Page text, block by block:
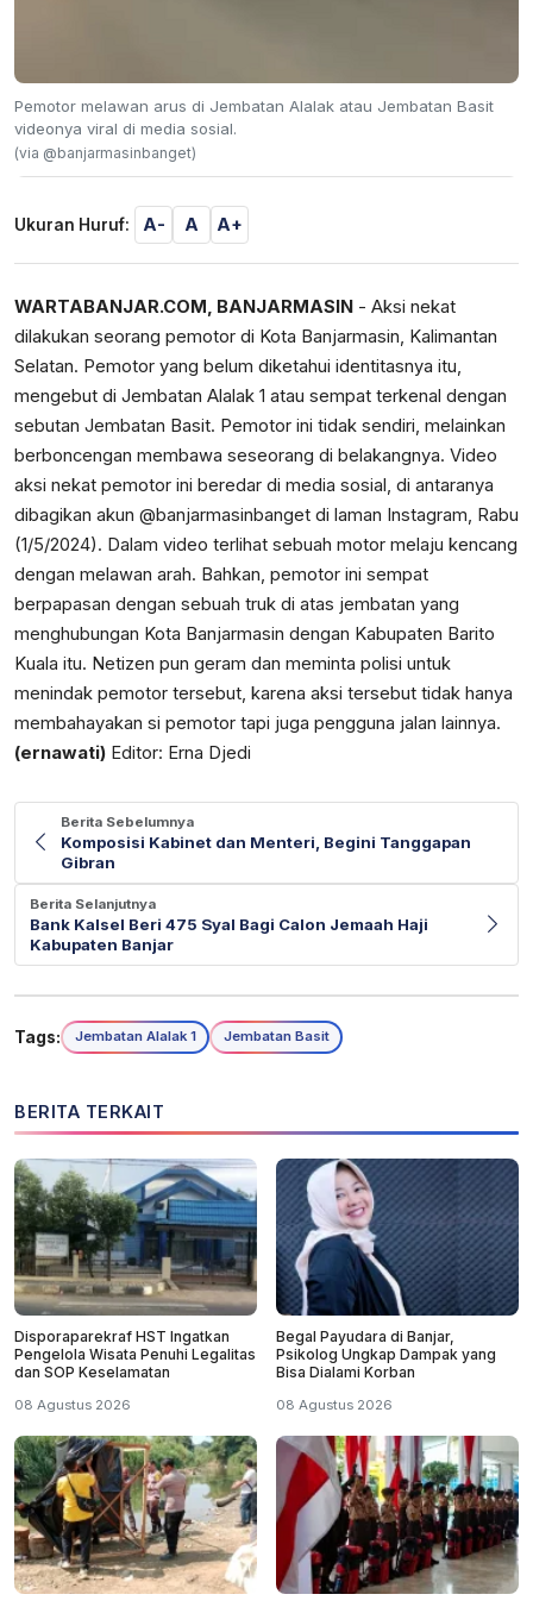
Pemotor melawan arus di Jembatan Alalak atau Jembatan Basit
videonya viral di media sosial.
(via @banjarmasinbanget)
Ukuran Huruf: A- A A+
WARTABANJAR.COM, BANJARMASIN - Aksi nekat
dilakukan seorang pemotor di Kota Banjarmasin, Kalimantan
Selatan. Pemotor yang belum diketahui identitasnya itu,
mengebut di Jembatan Alalak 1 atau sempat terkenal dengan
sebutan Jembatan Basit. Pemotor ini tidak sendiri, melainkan
berboncengan membawa seseorang di belakangnya. Video
aksi nekat pemotor ini beredar di media sosial, di antaranya
dibagikan akun @banjarmasinbanget di laman Instagram, Rabu
(1/5/2024). Dalam video terlihat sebuah motor melaju kencang
dengan melawan arah. Bahkan, pemotor ini sempat
berpapasan dengan sebuah truk di atas jembatan yang
menghubungan Kota Banjarmasin dengan Kabupaten Barito
Kuala itu. Netizen pun geram dan meminta polisi untuk
menindak pemotor tersebut, karena aksi tersebut tidak hanya
membahayakan si pemotor tapi juga pengguna jalan lainnya.
(ernawati) Editor: Erna Djedi
Berita Sebelumnya
Komposisi Kabinet dan Menteri, Begini Tanggapan
Gibran
Berita Selanjutnya
Bank Kalsel Beri 475 Syal Bagi Calon Jemaah Haji
Kabupaten Banjar
Tags: Jembatan Alalak 1 Jembatan Basit
BERITA TERKAIT
Disporaparekraf HST Ingatkan
Pengelola Wisata Penuhi Legalitas
dan SOP Keselamatan
08 Agustus 2026
Begal Payudara di Banjar,
Psikolog Ungkap Dampak yang
Bisa Dialami Korban
08 Agustus 2026